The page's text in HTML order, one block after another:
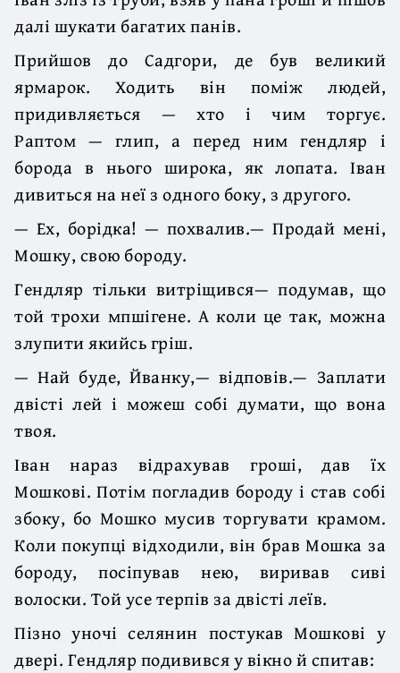
далі шукати багатих панів.
Прийшов до Садгори, де був великий
ярмарок. Ходить він поміж людей,
придивляється — хто і чим торгує.
Раптом — глип, а перед ним гендляр і
борода в нього широка, як лопата. Іван
дивиться на неї з одного боку, з другого.
— Ех, борідка! — похвалив.— Продай мені,
Мошку, свою бороду.
Гендляр тільки витріщився— подумав, що
той трохи мпшігене. А коли це так, можна
злупити якийсь гріш.
— Най буде, Йванку,— відповів.— Заплати
двісті лей і можеш собі думати, що вона
твоя.
Іван нараз відрахував гроші, дав їх
Мошкові. Потім погладив бороду і став собі
збоку, бо Мошко мусив торгувати крамом.
Коли покупці відходили, він брав Мошка за
бороду, посіпував нею, виривав сиві
волоски. Той усе терпів за двісті леїв.
Пізно уночі селянин постукав Мошкові у
двері. Гендляр подивився у вікно й спитав: